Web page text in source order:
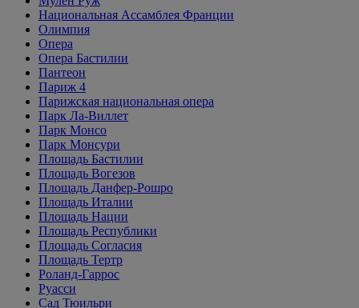
Национальная Ассамблея Франции
Олимпия
Опера
Опера Бастилии
Пантеон
Париж 4
Парижская национальная опера
Парк Ла-Виллет
Парк Монсо
Парк Монсури
Площадь Бастилии
Площадь Вогезов
Площадь Данфер-Рошро
Площадь Италии
Площадь Нации
Площадь Республики
Площадь Согласия
Площадь Тертр
Роланд-Гаррос
Руасси
Сад Тюильри